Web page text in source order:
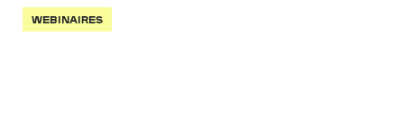
WEBINAIRES